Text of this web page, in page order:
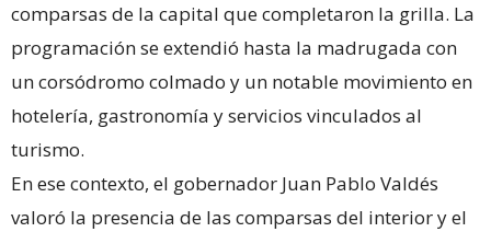
comparsas de la capital que completaron la grilla. La
programación se extendió hasta la madrugada con
un corsódromo colmado y un notable movimiento en
hotelería, gastronomía y servicios vinculados al
turismo.
En ese contexto, el gobernador Juan Pablo Valdés
valoró la presencia de las comparsas del interior y el